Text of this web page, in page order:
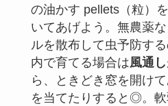
の油かす pellets（粒）
いてあげよう。無農薬
ルを散布して虫予防す
内で育てる場合は風通し
ら、ときどき窓を開け
を当てたりすると◎。軟